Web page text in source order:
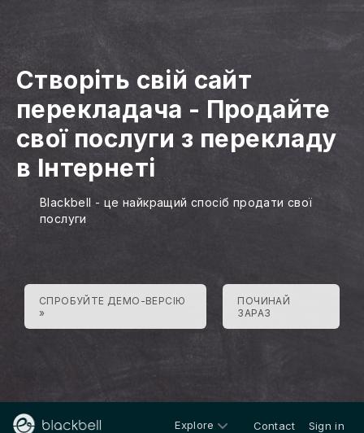
Створіть свій сайт
перекладача - Продайте
свої послуги з перекладу
в Інтернеті
Blackbell - це найкращий спосіб продати свої
послуги
СПРОБУЙТЕ ДЕМО-ВЕРСІЮ
»
ПОЧИНАЙ
ЗАРАЗ
Explore Contact Sign in